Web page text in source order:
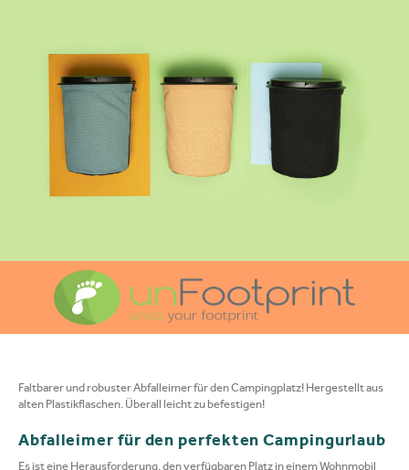
Faltbarer und robuster Abfalleimer für den Campingplatz! Hergestellt aus
alten Plastikflaschen. Überall leicht zu befestigen!
Abfalleimer für den perfekten Campingurlaub
Es ist eine Herausforderung, den verfügbaren Platz in einem Wohnmobil